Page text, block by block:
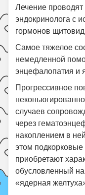
Лечение
эндокринолога с
гормонов
Самое тяжелое
немедленной
энцефалопатия и
Прогрессивное
случаев
через
накоплением в
этом подкорковые
приобретают
обусловленный
«ядерная